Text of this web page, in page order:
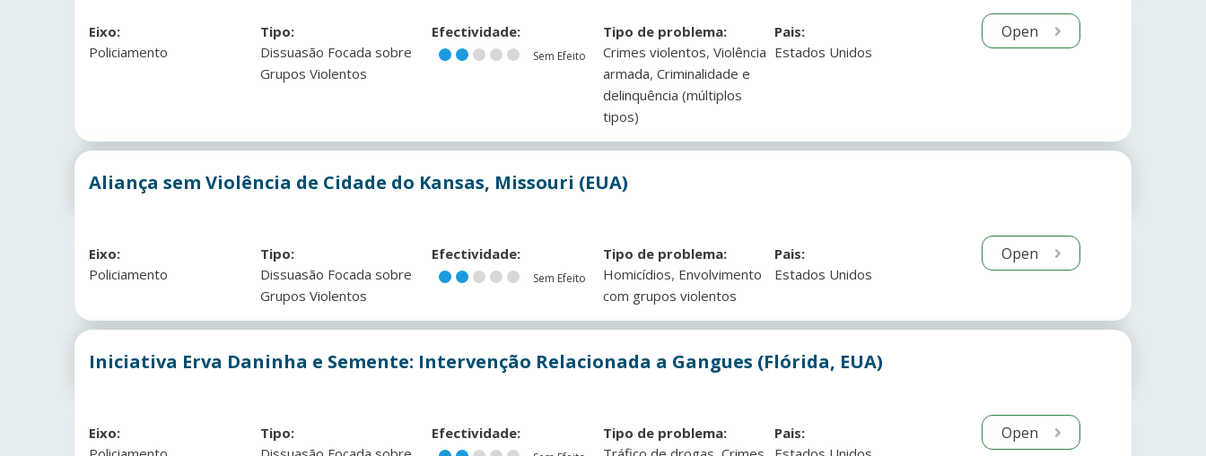
Eixo:
Policiamento
Tipo:
Dissuasão Focada sobre
Grupos Violentos
Efectividade:
Sem Efeito
Tipo de problema:
Crimes violentos,Violência
armada,Criminalidade e
delinquência (múltiplos
tipos)
Pais:
Estados Unidos
Open
Aliança sem Violência de Cidade do Kansas, Missouri (EUA)
Eixo:
Policiamento
Tipo:
Dissuasão Focada sobre
Grupos Violentos
Efectividade:
Sem Efeito
Tipo de problema:
Homicídios, Envolvimento
com grupos violentos
Pais:
Estados Unidos
Open
Iniciativa Erva Daninha e Semente: Intervenção Relacionada a Gangues (Flórida, EUA)
Eixo:
Tipo:
Efectividade:
Tipo de problema:
Pais:
Open